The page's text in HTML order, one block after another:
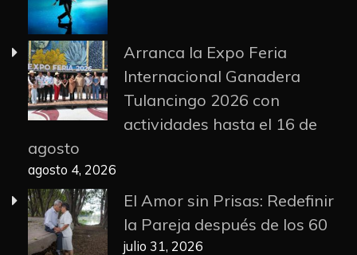
Arranca la Expo Feria
Internacional Ganadera
Tulancingo 2026 con
actividades hasta el 16 de
agosto
agosto 4, 2026
El Amor sin Prisas: Redefinir
la Pareja después de los 60
julio 31, 2026